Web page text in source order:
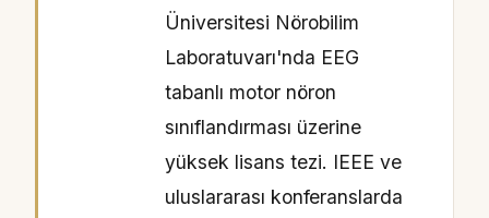
Üniversitesi Nörobilim
Laboratuvarı'nda EEG
tabanlı motor nöron
sınıflandırması üzerine
yüksek lisans tezi. IEEE ve
uluslararası konferanslarda